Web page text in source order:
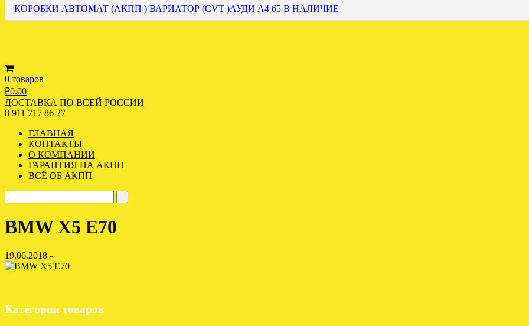
КОРОБКИ АВТОМАТ (АКПП ) ВАРИАТОР (CVT )АУДИ А4 б5 В НАЛИЧИЕ
0 товаров
₽0.00
ДОСТАВКА ПО ВСЕЙ РОССИИ
8 911 717 86 27
ГЛАВНАЯ
КОНТАКТЫ
О КОМПАНИИ
ГАРАНТИЯ НА АКПП
ВСЁ ОБ АКПП
BMW X5 E70
19.06.2018 -
Категории товаров